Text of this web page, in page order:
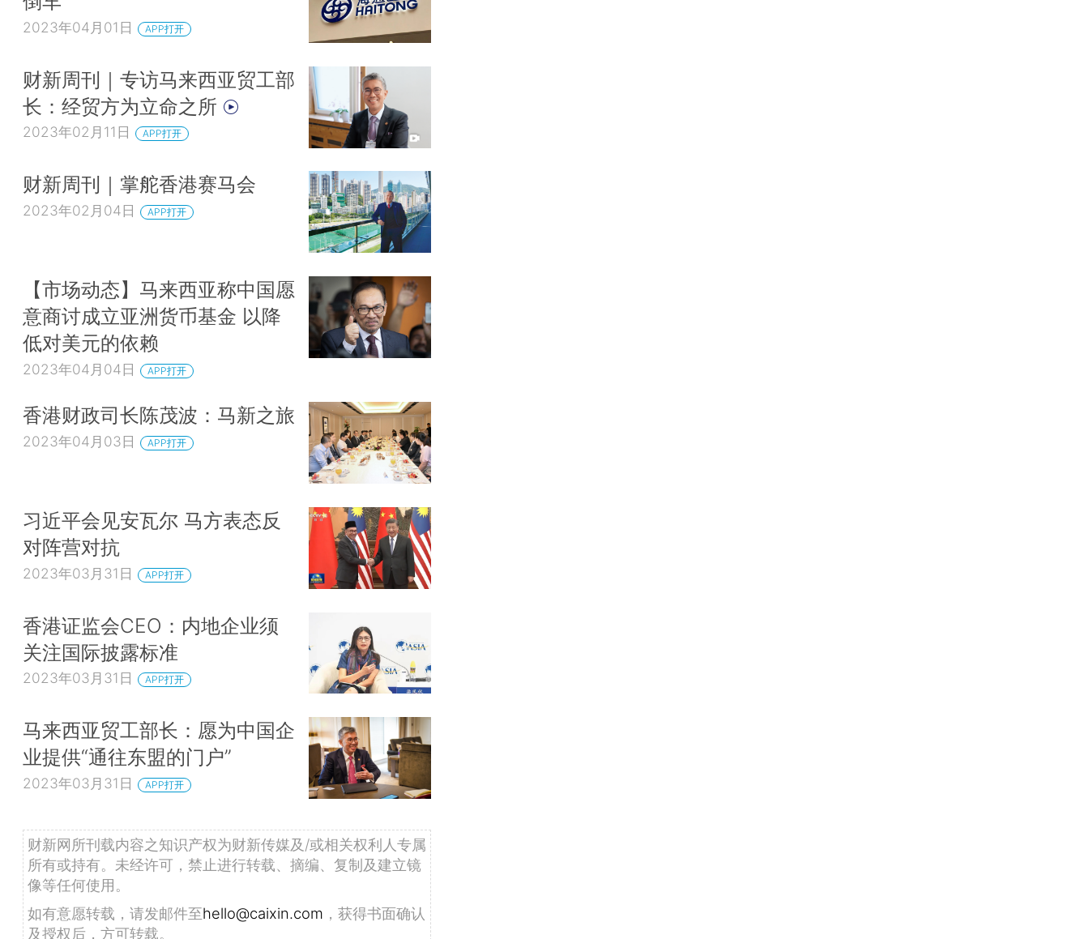
2023年04月01日 APP打开
财新周刊｜专访马来西亚贸工部
长：经贸方为立命之所
2023年02月11日 APP打开
财新周刊｜掌舵香港赛马会
2023年02月04日 APP打开
【市场动态】马来西亚称中国愿
意商讨成立亚洲货币基金 以降
低对美元的依赖
2023年04月04日 APP打开
香港财政司长陈茂波：马新之旅
2023年04月03日 APP打开
习近平会见安瓦尔 马方表态反
对阵营对抗
2023年03月31日 APP打开
香港证监会CEO：内地企业须
关注国际披露标准
2023年03月31日 APP打开
马来西亚贸工部长：愿为中国企
业提供“通往东盟的门户”
2023年03月31日 APP打开
财新网所刊载内容之知识产权为财新传媒及/或相关权利人专属
所有或持有。未经许可，禁止进行转载、摘编、复制及建立镜
像等任何使用。
如有意愿转载，请发邮件至hello@caixin.com ，获得书面确认
及授权后，方可转载。